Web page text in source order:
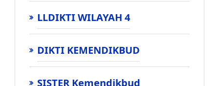
LLDIKTI WILAYAH 4
DIKTI KEMENDIKBUD
SISTER Kemendikbud